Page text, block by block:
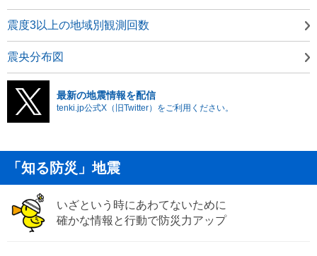
震度3以上の地域別観測回数
震央分布図
最新の地震情報を配信
tenki.jp公式X（旧Twitter）をご利用ください。
「知る防災」地震
いざという時にあわてないために
確かな情報と行動で防災力アップ